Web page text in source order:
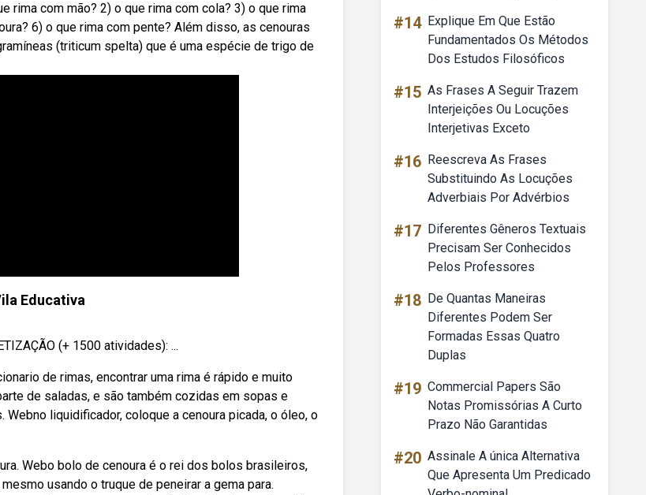
rima com mão? 2) o que rima com cola? 3) o que rima
6) o que rima com pente? Além disso, as cenouras
(triticum spelta) que é uma espécie de trigo de
Educativa
(+ 1500 atividades): ...
de rimas, encontrar uma rima é rápido e muito
de saladas, e são também cozidas em sopas e
liquidificador, coloque a cenoura picada, o óleo, o
Webo bolo de cenoura é o rei dos bolos brasileiros,
usando o truque de peneirar a gema para.
#14 Explique Em Que Estão
Fundamentados Os Métodos
Dos Estudos Filosóficos
#15 As Frases A Seguir Trazem
Interjeições Ou Locuções
Interjetivas Exceto
#16 Reescreva As Frases
Substituindo As Locuções
Adverbiais Por Advérbios
#17 Diferentes Gêneros Textuais
Precisam Ser Conhecidos
Pelos Professores
#18 De Quantas Maneiras
Diferentes Podem Ser
Formadas Essas Quatro
Duplas
#19 Commercial Papers São
Notas Promissórias A Curto
Prazo Não Garantidas
#20 Assinale A única Alternativa
Que Apresenta Um Predicado